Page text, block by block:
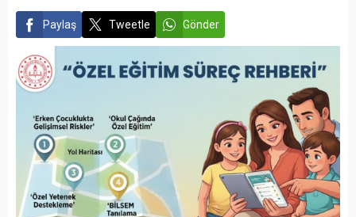
Paylaş Tweetle Gönder